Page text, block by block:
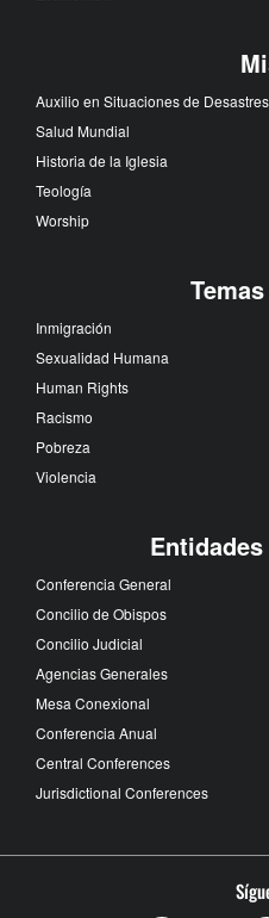
Auxilio en Situaciones de Desastres
Salud Mundial
Historia de la Iglesia
Teología
Worship
Inmigración
Sexualidad Humana
Human Rights
Racismo
Pobreza
Violencia
Conferencia General
Concilio de Obispos
Concilio Judicial
Agencias Generales
Mesa Conexional
Conferencia Anual
Central Conferences
Jurisdictional Conferences